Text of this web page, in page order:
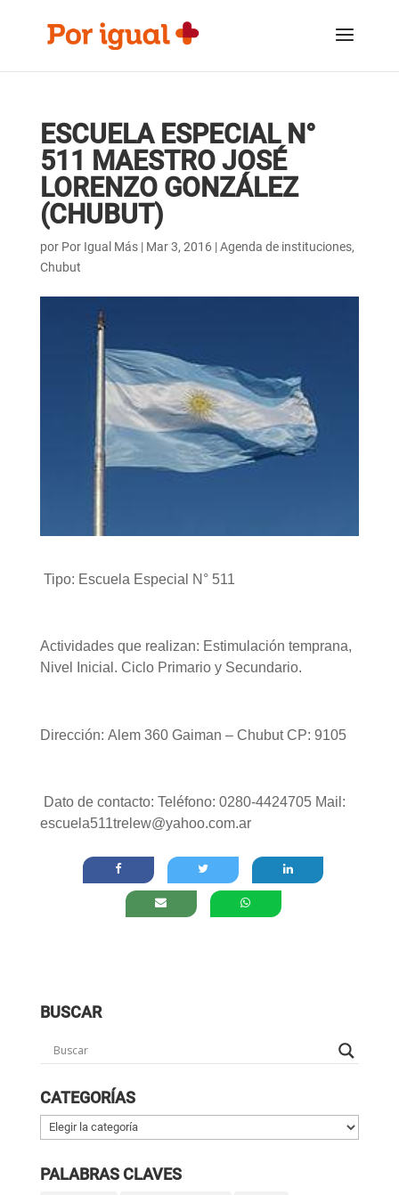
contenido
navegación
ESCUELA ESPECIAL N°
511 MAESTRO JOSÉ
LORENZO GONZÁLEZ
(CHUBUT)
por Por Igual Más| Mar 3, 2016 |Agenda de instituciones,
Chubut
Tipo: Escuela Especial N° 511
Actividades que realizan: Estimulación temprana,
Nivel Inicial. Ciclo Primario y Secundario.
Dirección: Alem 360 Gaiman – Chubut CP: 9105
Dato de contacto: Teléfono: 0280-4424705 Mail:
escuela511trelew@yahoo.com.ar
BUSCAR
CATEGORÍAS
Categorías
PALABRAS CLAVES